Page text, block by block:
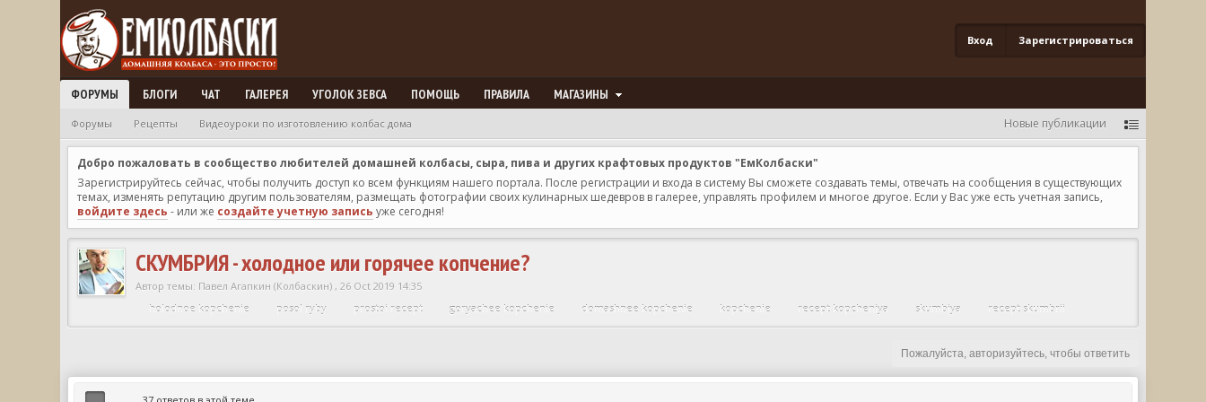
Вход Зарегистрироваться
ФОРУМЫ БЛОГИ ЧАТ ГАЛЕРЕЯ УГОЛОК ЗЕВСА ПОМОЩЬ ПРАВИЛА МАГАЗИНЫ
Форумы Рецепты Видеоуроки по изготовлению колбас дома Новые публикации
Добро пожаловать в сообщество любителей домашней колбасы, сыра, пива и других крафтовых продуктов "ЕмКолбаски"
Зарегистрируйтесь сейчас, чтобы получить доступ ко всем функциям нашего портала. После регистрации и входа в систему Вы сможете создавать темы, отвечать на сообщения в существующих
темах, изменять репутацию другим пользователям, размещать фотографии своих кулинарных шедевров в галерее, управлять профилем и многое другое. Если у Вас уже есть учетная запись,
войдите здесь - или же создайте учетную запись уже сегодня!
СКУМБРИЯ - холодное или горячее копчение?
Автор темы: Павел Агапкин (Колбаскин) ,26 Oct 2019 14:35
holodnoe kopchenie
posol ryby prostoi recept goryachee kopchenie domashnee kopchenie kopchenie recept kopcheniya skumbiya recept skumbrii
Пожалуйста, авторизуйтесь, чтобы ответить